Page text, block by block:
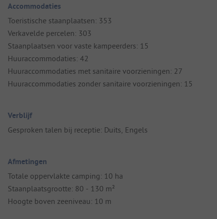
Accommodaties
Toeristische staanplaatsen: 353
Verkavelde percelen: 303
Staanplaatsen voor vaste kampeerders: 15
Huuraccommodaties: 42
Huuraccommodaties met sanitaire voorzieningen: 27
Huuraccommodaties zonder sanitaire voorzieningen: 15
Verblijf
Gesproken talen bij receptie: Duits, Engels
Afmetingen
Totale oppervlakte camping: 10 ha
Staanplaatsgrootte: 80 - 130 m²
Hoogte boven zeeniveau: 10 m